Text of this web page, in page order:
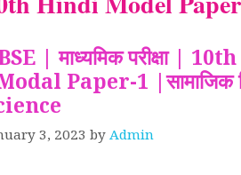
| माध्यमिक परीक्षा |
Paper-1 |सामाजिक
3, 2023 by Admin